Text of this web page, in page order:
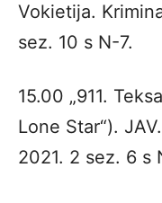
Vokietija.
sez. 10 s N-7.
15.00 „911.
Lone Star“).
2021. 2 sez. 6 s